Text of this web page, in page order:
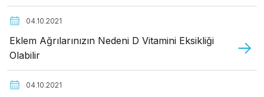
04.10.2021
Eklem Ağrılarınızın Nedeni D Vitamini Eksikliği
Olabilir
04.10.2021